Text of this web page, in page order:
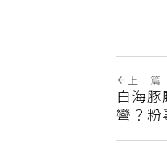
上一篇
白海豚
彎？